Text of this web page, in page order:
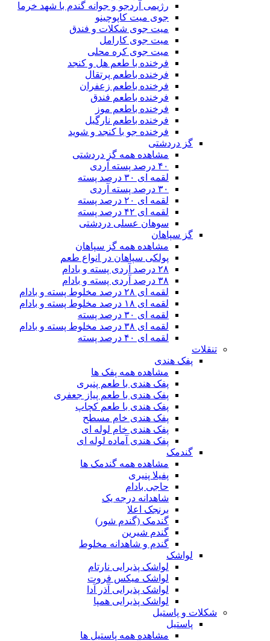
رژیمی آردجو و جوانه گندم با شهد خرما
جوی میت کاپوچینو
میت جوی شکلات و فندق
میت جوی کارامل
میت جوی کره محلی
فرخنده با طعم هل و کنجد
فرخنده باطعم پرتقال
فرخنده باطعم زعفران
فرخنده باطعم فندق
فرخنده باطعم موز
فرخنده باطعم نارگیل
فرخنده جو با کنجد و شوید
گز دردشتی
مشاهده همه گز دردشتی
۴۰ درصد پسته آردی
لقمه ای ۳۰ درصد پسته
۳۰ درصد پسته آردی
لقمه ای ۲۰ درصد پسته
لقمه ای ۴۲ درصد پسته
سوهان عسلی دردشتی
گز سپاهان
مشاهده همه گز سپاهان
پولکی سپاهان در انواع طعم
۲۸ درصد آردی پسته و بادام
۳۸ درصد آردی پسته و بادام
لقمه ای ۲۸ درصد مخلوط پسته و بادام
لقمه ای ۱۸ درصد مخلوط پسته و بادام
لقمه ای ۳۰ درصد پسته
لقمه ای ۳۸ درصد مخلوط پسته و بادام
لقمه ای ۴۰ درصد پسته
تنقلات
پفک هندی
مشاهده همه پفک ها
پفک هندی با طعم پنیری
پفک هندی با طعم پیاز جعفری
پفک هندی با طعم کچاپ
پفک هندی خام مسطح
پفک هندی خام لوله ای
پفک هندی آماده لوله ای
گندمک
مشاهده همه گندمک ها
پفیلا پنیری
حاجی بادام
شاهدانه درجه یک
برنجک اعلا
گندمک (گندم شور)
گندم شیرین
گندم و شاهدانه مخلوط
لواشک
لواشک پذیرایی نارتام
لواشک میکس فروت
لواشک پذیرایی آذر آدا
لواشک پذیرایی همپا
شکلات و پاستیل
پاستیل
مشاهده همه پاستیل ها